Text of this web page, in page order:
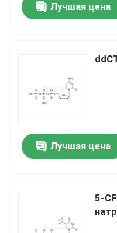
Лучшая цена
Лучшая цена
5-